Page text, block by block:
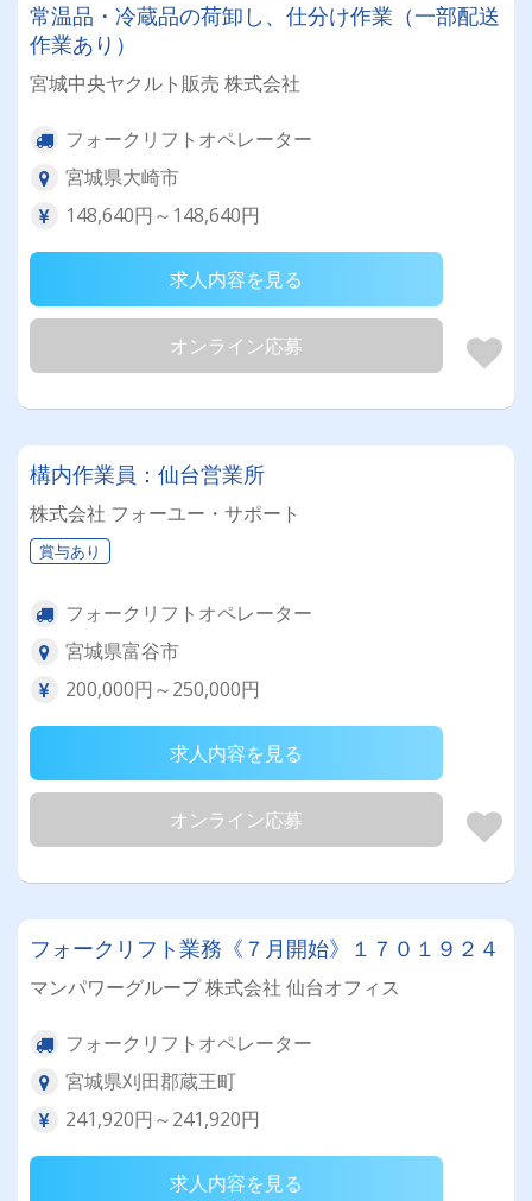
常温品・冷蔵品の荷卸し、仕分け作業（一部配送
作業あり）
宮城中央ヤクルト販売 株式会社
フォークリフトオペレーター
宮城県大崎市
148,640円～148,640円
求人内容を見る
オンライン応募
構内作業員：仙台営業所
株式会社 フォーユー・サポート
賞与あり
フォークリフトオペレーター
宮城県富谷市
200,000円～250,000円
求人内容を見る
オンライン応募
フォークリフト業務《７月開始》１７０１９２４
マンパワーグループ 株式会社 仙台オフィス
フォークリフトオペレーター
宮城県刈田郡蔵王町
241,920円～241,920円
求人内容を見る